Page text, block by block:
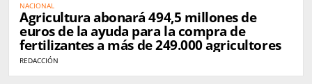
NACIONAL
Agricultura abonará 494,5 millones de
euros de la ayuda para la compra de
fertilizantes a más de 249.000 agricultores
REDACCIÓN